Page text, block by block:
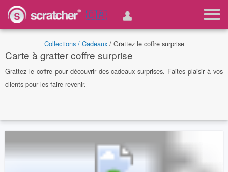
🇨🇦
Collections / Cadeaux/ Grattez le coffre surprise
Carte à gratter coffre surprise
Grattez le coffre pour découvrir des cadeaux surprises. Faites plaisir à vos
clients pour les faire revenir.